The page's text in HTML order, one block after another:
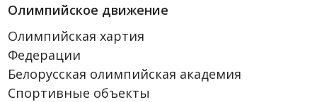
Олимпийское движение
Олимпийская хартия
Федерации
Белорусская олимпийская академия
Спортивные объекты